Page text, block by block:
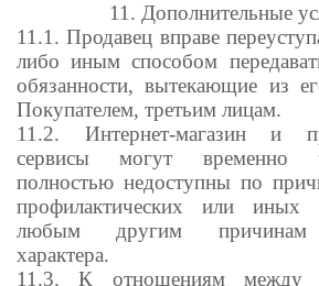
11. Дополнительные
11.1. Продавец вправе
либо иным способом
обязанности, вытекающие из
Покупателем, третьим лицам.
11.2. Интернет-магазин и
сервисы могут временно
полностью недоступны по
профилактических или
любым другим причинам
характера.
11.3. К отношениям между